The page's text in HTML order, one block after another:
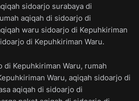
sidoarjo surabaya di
aqiqah di sidoarjo di
waru sidoarjo di Kepuhkiriman
di Kepuhkiriman Waru.
di Kepuhkiriman Waru, rumah
Waru, aqiqah sidoarjo di
aqiqah di sidoarjo di